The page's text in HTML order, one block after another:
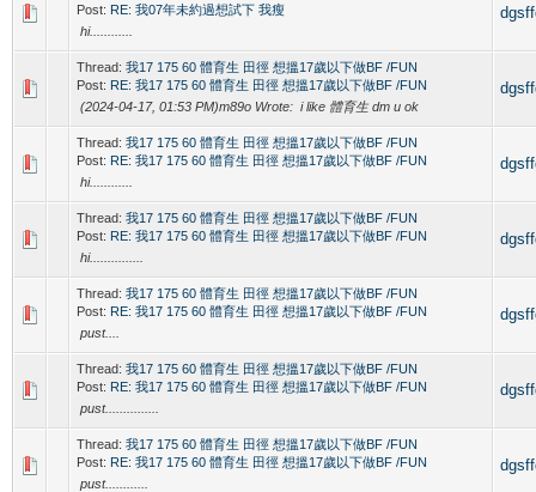
Post: RE: 我07年未約過想試下 我瘦
hi............
Thread: 我17 175 60 體育生 田徑 想搵17歲以下做BF /FUN
Post: RE: 我17 175 60 體育生 田徑 想搵17歲以下做BF /FUN
(2024-04-17, 01:53 PM)m89o Wrote: i like 體育生 dm u ok
Thread: 我17 175 60 體育生 田徑 想搵17歲以下做BF /FUN
Post: RE: 我17 175 60 體育生 田徑 想搵17歲以下做BF /FUN
hi............
Thread: 我17 175 60 體育生 田徑 想搵17歲以下做BF /FUN
Post: RE: 我17 175 60 體育生 田徑 想搵17歲以下做BF /FUN
hi...............
Thread: 我17 175 60 體育生 田徑 想搵17歲以下做BF /FUN
Post: RE: 我17 175 60 體育生 田徑 想搵17歲以下做BF /FUN
pust....
Thread: 我17 175 60 體育生 田徑 想搵17歲以下做BF /FUN
Post: RE: 我17 175 60 體育生 田徑 想搵17歲以下做BF /FUN
pust...............
Thread: 我17 175 60 體育生 田徑 想搵17歲以下做BF /FUN
Post: RE: 我17 175 60 體育生 田徑 想搵17歲以下做BF /FUN
pust............